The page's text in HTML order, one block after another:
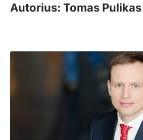
Autorius: Tomas Pulikas